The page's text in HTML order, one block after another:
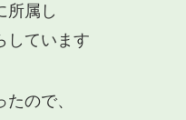
所属し
しています
ので、